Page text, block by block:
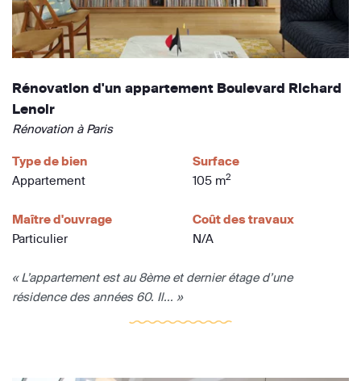
Rénovation d'un appartement Boulevard Richard
Lenoir
Rénovation à Paris
Type de bien
Appartement
Surface
105 m2
Maître d'ouvrage
Particulier
Coût des travaux
N/A
« L’appartement est au 8ème et dernier étage d’une
résidence des années 60. Il... »